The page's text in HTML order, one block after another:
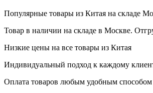
Популярные товары из Китая на складе
Товар в наличии на складе в Москве.
Низкие цены на все товары из Китая
Индивидуальный подход к каждому
Оплата товаров любым удобным способом